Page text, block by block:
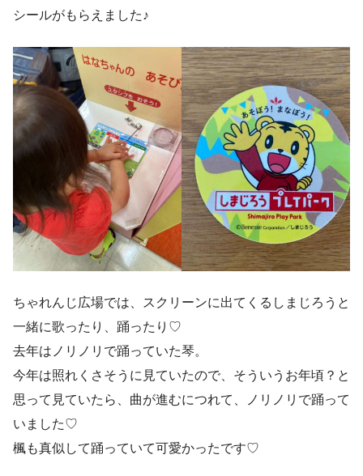
シールがもらえました♪
ちゃれんじ広場では、スクリーンに出てくるしまじろうと
一緒に歌ったり、踊ったり♡
去年はノリノリで踊っていた琴。
今年は照れくさそうに見ていたので、そういうお年頃？と
思って見ていたら、曲が進むにつれて、ノリノリで踊って
いました♡
楓も真似して踊っていて可愛かったです♡